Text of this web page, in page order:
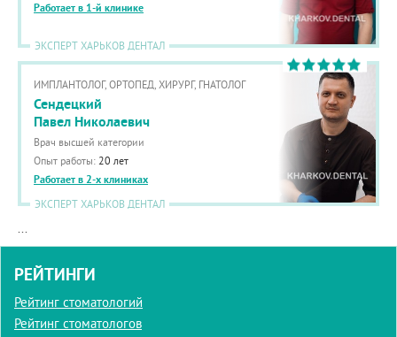
Работает в 1-й клинике
ЭКСПЕРТ ХАРЬКОВ ДЕНТАЛ
ИМПЛАНТОЛОГ, ОРТОПЕД, ХИРУРГ, ГНАТОЛОГ
Сендецкий
Павел Николаевич
Врач высшей категории
Опыт работы: 20 лет
Работает в 2-х клиниках
ЭКСПЕРТ ХАРЬКОВ ДЕНТАЛ
...
РЕЙТИНГИ
Рейтинг стоматологий
Рейтинг стоматологов